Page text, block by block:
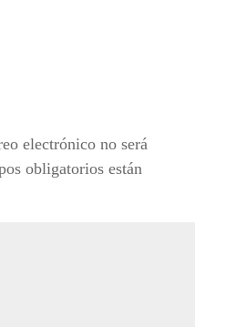
electrónico no será
obligatorios están